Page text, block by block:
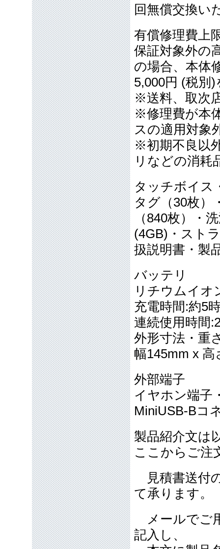
回無償交換い
有償修理費上
保証対象外の
の場合、本体
5,000円 (税別
※送料、取次
※修理費が本
スの適用対象
※初期不良以
リなどの消耗
タッチボイス
タグ（30枚）
（840枚）・
(4GB)・スト
扱説明書・製
バッテリ
リチウムイオ
充電時間:約5
連続使用時間
外形寸法・重
幅145mm x
外部端子
イヤホン端子
MiniUSB-Bコ
製品紹介文は
ここからご注
見積書送付
て承ります。
メールでご
記入し、